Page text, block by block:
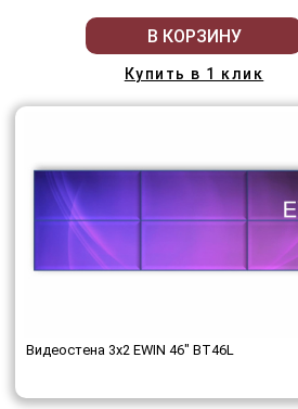
В КОРЗИНУ
Купить в 1 клик
Видеостена 3x2 EWIN 46" BT46L